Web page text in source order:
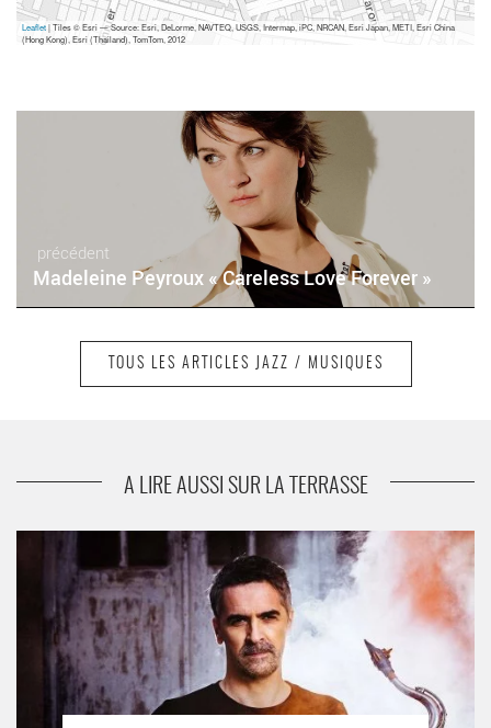
Leaflet| Tiles © Esri — Source: Esri, DeLorme, NAVTEQ, USGS, Intermap, iPC, NRCAN, Esri Japan, METI, Esri China
(Hong Kong), Esri (Thailand), TomTom, 2012
précédent
Madeleine Peyroux « Careless Love Forever »
nouvel album
TOUS LES ARTICLES JAZZ / MUSIQUES
A LIRE AUSSI SUR LA TERRASSE
Sylvain Rifflet « Aux anges » - Critique sortie Jazz / Musiques
Pantin La Dynamo